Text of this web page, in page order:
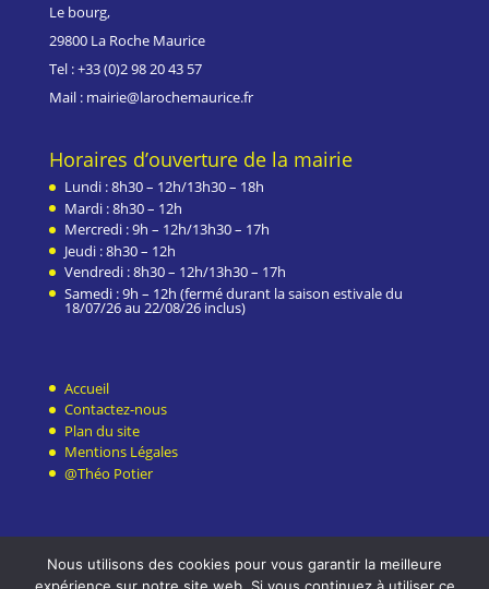
Le bourg,
29800 La Roche Maurice
Tel : +33 (0)2 98 20 43 57
Mail : mairie@larochemaurice.fr
Horaires d’ouverture de la mairie
Lundi : 8h30 – 12h/13h30 – 18h
Mardi : 8h30 – 12h
Mercredi : 9h – 12h/13h30 – 17h
Jeudi : 8h30 – 12h
Vendredi : 8h30 – 12h/13h30 – 17h
Samedi : 9h – 12h (fermé durant la saison estivale du
18/07/26 au 22/08/26 inclus)
Accueil
Contactez-nous
Plan du site
Mentions Légales
@Théo Potier
Nous utilisons des cookies pour vous garantir la meilleure